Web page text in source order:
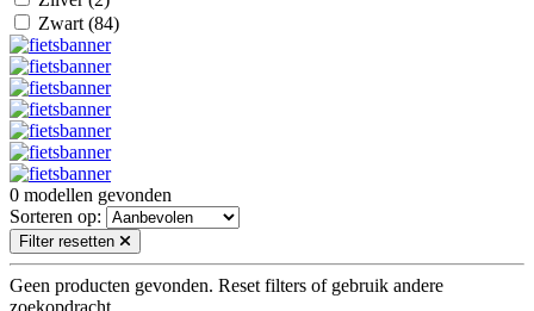
Zwart (84)
0 modellen gevonden
Sorteren op:
Filter resetten
Geen producten gevonden. Reset filters of gebruik andere